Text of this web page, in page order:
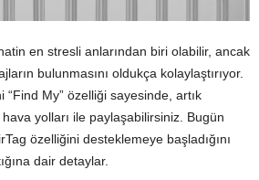
en stresli anlarından biri olabilir, ancak
bulunmasını oldukça kolaylaştırıyor.
“Find My” özelliği sayesinde, artık
yolları ile paylaşabilirsiniz. Bugün
özelliğini desteklemeye başladığını
dair detaylar.